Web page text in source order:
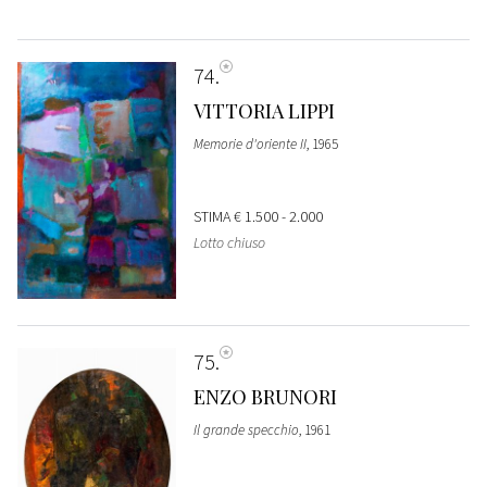
74
VITTORIA LIPPI
Memorie d'oriente II, 1965
STIMA€ 1.500 - 2.000
Lotto chiuso
75
ENZO BRUNORI
Il grande specchio, 1961